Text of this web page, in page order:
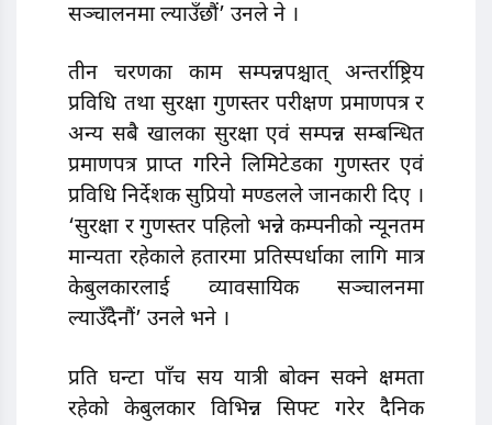
सञ्चालनमा ल्याउँछौं’ उनले ने ।
तीन चरणका काम सम्पन्नपश्चात् अन्तर्राष्ट्रिय
प्रविधि तथा सुरक्षा गुणस्तर परीक्षण प्रमाणपत्र र
अन्य सबै खालका सुरक्षा एवं सम्पन्न सम्बन्धित
प्रमाणपत्र प्राप्त गरिने लिमिटेडका गुणस्तर एवं
प्रविधि निर्देशक सुप्रियो मण्डलले जानकारी दिए ।
‘सुरक्षा र गुणस्तर पहिलो भन्ने कम्पनीको न्यूनतम
मान्यता रहेकाले हतारमा प्रतिस्पर्धाका लागि मात्र
केबुलकारलाई व्यावसायिक सञ्चालनमा
ल्याउँदैनौं’ उनले भने ।
प्रति घन्टा पाँच सय यात्री बोक्न सक्ने क्षमता
रहेको केबुलकार विभिन्न सिफ्ट गरेर दैनिक